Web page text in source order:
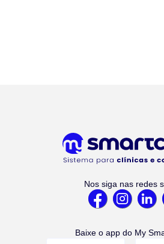
Nos siga nas redes
Baixe o app do My